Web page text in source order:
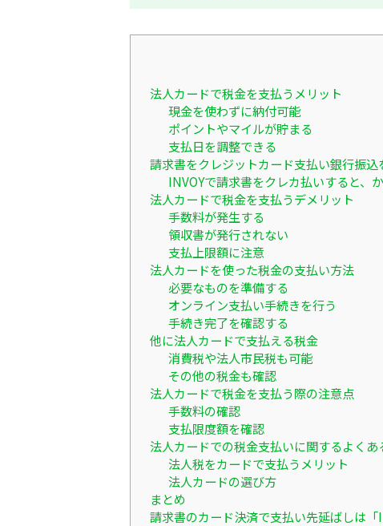
法人カードで税金を支払うメリット
現金を使わずに納付可能
ポイントやマイルが貯まる
支払日を調整できる
請求書をクレジットカード支払い銀行振
INVOYで請求書をクレカ払いすると、
法人カードで税金を支払うデメリット
手数料が発生する
領収書が発行されない
支払上限額に注意
法人カードを使った税金の支払い方法
必要なものを準備する
オンライン支払い手続きを行う
手続き完了を確認する
他に法人カードで支払える税金
消費税や法人市民税も可能
その他の税金も確認
法人カードで税金を支払う際の注意点
手数料の確認
支払限度額を確認
法人カードでの税金支払いに関するよくあ
法人税をカードで支払うメリット
法人カードの選び方
まとめ
請求書のカード決済で支払い先延ばしは「